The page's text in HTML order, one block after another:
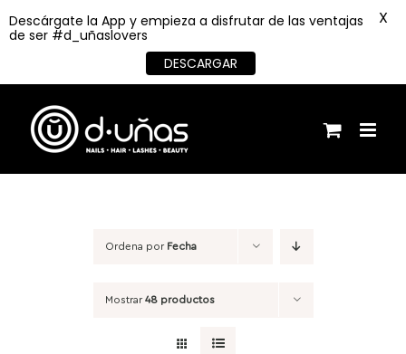
contenido
Ordena por Fecha
Mostrar48 productos
Descárgate la App y empieza a disfrutar de las ventajas
de ser #d_uñaslovers
DESCARGAR
X